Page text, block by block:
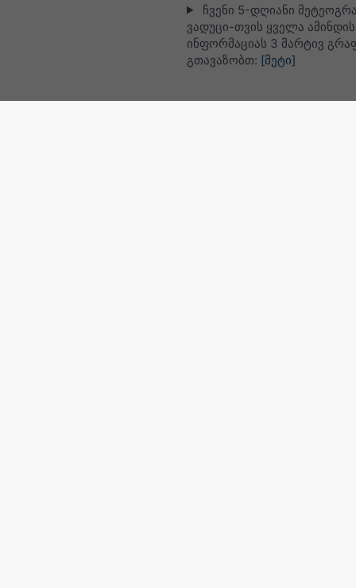
ჩვენი 5-დღიანი
ვადუცი-თვის ყველა ამინდის
ინფორმაციას 3 მარტივ
გთავაზობთ: [მეტი]